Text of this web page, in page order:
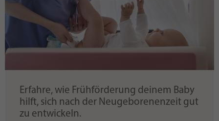
Erfahre, wie Frühförderung deinem Baby
hilft, sich nach der Neugeborenenzeit gut
zu entwickeln.